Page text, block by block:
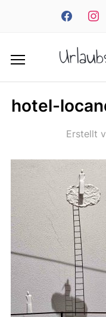
facebook
hotel-
Erstellt